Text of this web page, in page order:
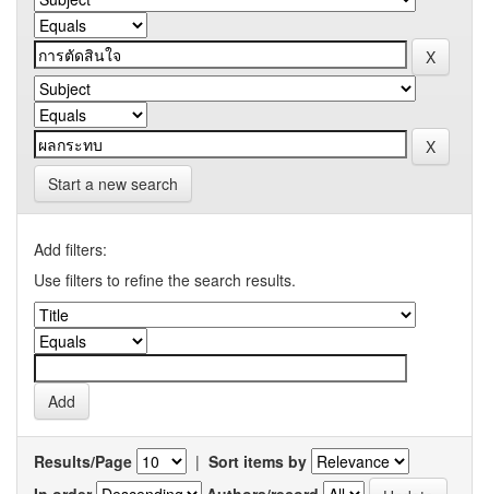
Start a new search
Add filters:
Use filters to refine the search results.
Results/Page | Sort items by